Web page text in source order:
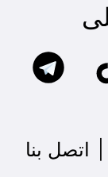
اتصل بنا